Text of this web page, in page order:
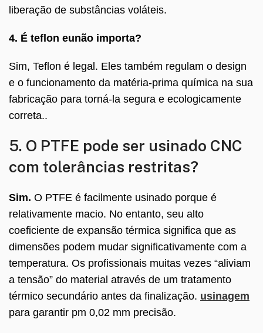
liberação de substâncias voláteis.
4. É teflon eunão importa?
Sim, Teflon é legal. Eles também regulam o design
e o funcionamento da matéria-prima química na sua
fabricação para torná-la segura e ecologicamente
correta..
5. O PTFE pode ser usinado CNC
com tolerâncias restritas?
Sim. O PTFE é facilmente usinado porque é
relativamente macio. No entanto, seu alto
coeficiente de expansão térmica significa que as
dimensões podem mudar significativamente com a
temperatura. Os profissionais muitas vezes “aliviam
a tensão” do material através de um tratamento
térmico secundário antes da finalização. usinagem
para garantir pm 0,02 mm precisão.